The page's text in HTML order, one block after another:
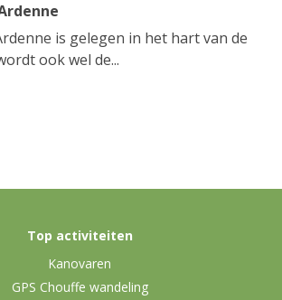
is gelegen in het hart van de
ook wel de...
Top activiteiten
Kanovaren
GPS Chouffe wandeling